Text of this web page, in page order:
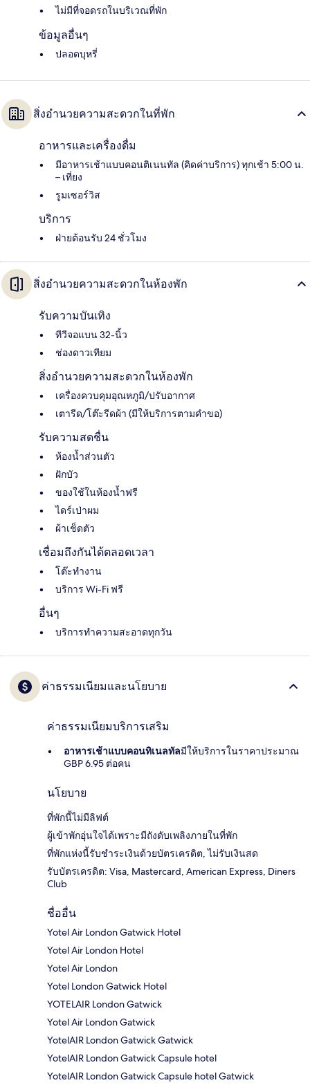
ไม่มีที่จอดรถในบริเวณที่พัก
ข้อมูลอื่นๆ
ปลอดบุหรี่
สิ่งอำนวยความสะดวกในที่พัก
อาหารและเครื่องดื่ม
มีอาหารเช้าแบบคอนติเนนทัล (คิดค่าบริการ) ทุกเช้า 5:00 น.
– เที่ยง
รูมเซอร์วิส
บริการ
ฝ่ายต้อนรับ 24 ชั่วโมง
สิ่งอำนวยความสะดวกในห้องพัก
รับความบันเทิง
ทีวีจอแบน 32-นิ้ว
ช่องดาวเทียม
สิ่งอำนวยความสะดวกในห้องพัก
เครื่องควบคุมอุณหภูมิ/ปรับอากาศ
เตารีด/โต๊ะรีดผ้า (มีให้บริการตามคำขอ)
รับความสดชื่น
ห้องน้ำส่วนตัว
ฝักบัว
ของใช้ในห้องน้ำฟรี
ไดร์เป่าผม
ผ้าเช็ดตัว
เชื่อมถึงกันได้ตลอดเวลา
โต๊ะทำงาน
บริการ Wi-Fi ฟรี
อื่นๆ
บริการทำความสะอาดทุกวัน
ค่าธรรมเนียมและนโยบาย
ค่าธรรมเนียมบริการเสริม
อาหารเช้าแบบคอนทิเนลทัลมีให้บริการในราคาประมาณ
GBP 6.95 ต่อคน
นโยบาย
ที่พักนี้ไม่มีลิฟต์
ผู้เข้าพักอุ่นใจได้เพราะมีถังดับเพลิงภายในที่พัก
ที่พักแห่งนี้รับชำระเงินด้วยบัตรเครดิต, ไม่รับเงินสด
รับบัตรเครดิต: Visa, Mastercard, American Express, Diners
Club
ชื่ออื่น
Yotel Air London Gatwick Hotel
Yotel Air London Hotel
Yotel Air London
Yotel London Gatwick Hotel
YOTELAIR London Gatwick
Yotel Air London Gatwick
YotelAIR London Gatwick Gatwick
YotelAIR London Gatwick Capsule hotel
YotelAIR London Gatwick Capsule hotel Gatwick